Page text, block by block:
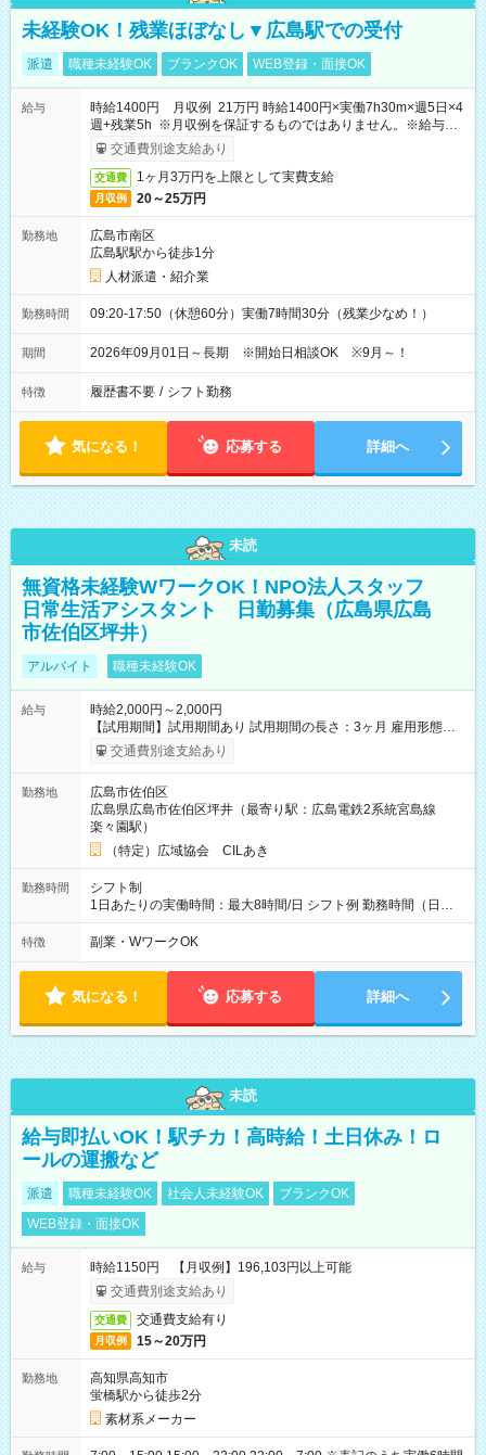
未経験OK！残業ほぼなし▼広島駅での受付
派遣 職種未経験OK ブランクOK WEB登録・面接OK
給与
時給1400円 月収例 21万円 時給1400円×実働7h30m×週5日×4
週+残業5h ※月収例を保証するものではありません。※給与即
受取りサービス利用可（利用条件有）
交通費別途支給あり
交通費 1ヶ月3万円を上限として実費支給
月収例 20～25万円
勤務地
広島市南区
広島駅駅から徒歩1分
人材派遣・紹介業
勤務時間 09:20-17:50（休憩60分）実働7時間30分（残業少なめ！）
期間 2026年09月01日～長期 ※開始日相談OK ※9月～！
特徴 履歴書不要 / シフト勤務
気になる！ 応募する 詳細へ
未読
無資格未経験WワークOK！NPO法人スタッフ
日常生活アシスタント 日勤募集（広島県広島
市佐伯区坪井）
アルバイト 職種未経験OK
給与
時給2,000円～2,000円
【試用期間】試用期間あり 試用期間の長さ：3ヶ月 雇用形態、
給与は本採用時と同じです。
交通費別途支給あり
勤務地
広島市佐伯区
広島県広島市佐伯区坪井（最寄り駅：広島電鉄2系統宮島線
楽々園駅）
（特定）広域協会 CILあき
勤務時間
シフト制
1日あたりの実働時間：最大8時間/日 シフト例 勤務時間（日
勤）・8時～18時 （実働時間8時間 待機休憩2時間）（日勤1回
あたりの給与 2万円）
特徴 副業・WワークOK
気になる！ 応募する 詳細へ
未読
給与即払いOK！駅チカ！高時給！土日休み！ロ
ールの運搬など
派遣 職種未経験OK 社会人未経験OK
ブランクOK
WEB登録・面接OK
給与
時給1150円 【月収例】196,103円以上可能
交通費別途支給あり
交通費 交通費支給有り
月収例 15～20万円
勤務地
高知県高知市
蛍橋駅から徒歩2分
素材系メーカー